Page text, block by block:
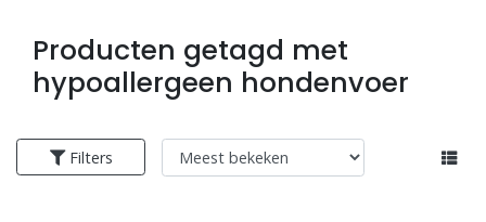
Hondenvoer
Supplementen
Populaire
producttags
Producten getagd met
hypoallergeen hondenvoer
Filters